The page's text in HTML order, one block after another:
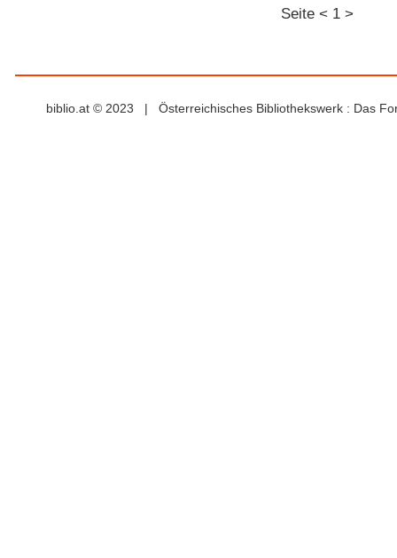
Seite < 1 >
biblio.at © 2023 | Österreichisches Bibliothekswerk : Das